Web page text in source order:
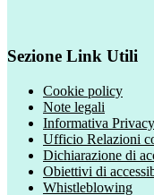
Sezione Link Utili
Cookie policy
Note legali
Informativa Privacy
Ufficio Relazioni
Dichiarazione di
Obiettivi di
Whistleblowing